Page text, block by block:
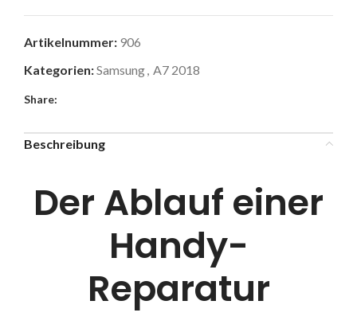
Artikelnummer: 906
Kategorien:Samsung, A7 2018
Share:
Beschreibung
Der Ablauf einer
Handy-
Reparatur